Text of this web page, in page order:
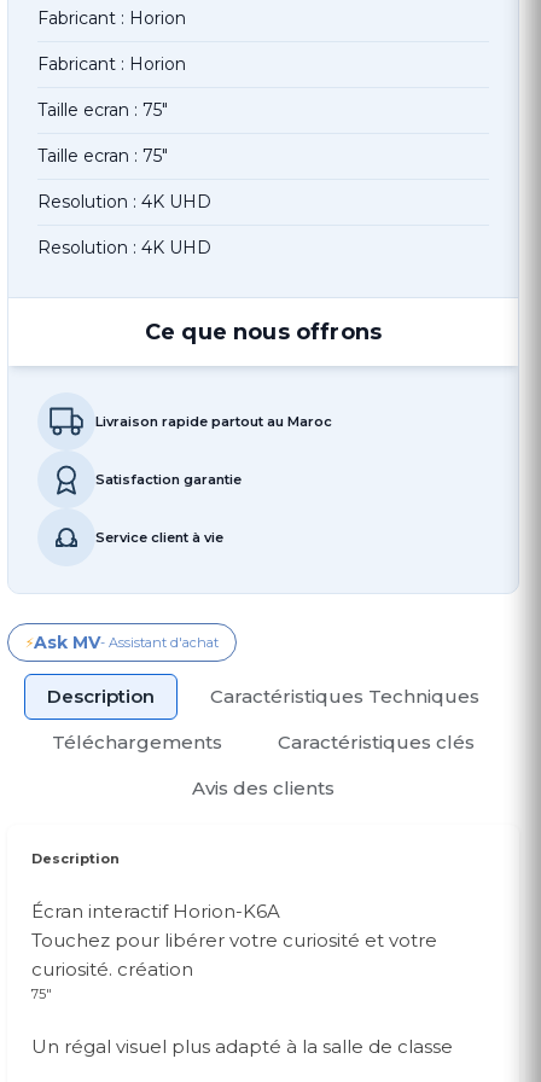
Fabricant : Horion
Fabricant : Horion
Taille ecran : 75"
Taille ecran : 75"
Resolution : 4K UHD
Resolution : 4K UHD
Ce que nous offrons
Livraison rapide partout au Maroc
Satisfaction garantie
Service client à vie
⚡Ask MV- Assistant d'achat
Description
Caractéristiques Techniques
Téléchargements
Caractéristiques clés
Avis des clients
Description
Écran interactif Horion-K6A
Touchez pour libérer votre curiosité et votre
curiosité. création
75"
Un régal visuel plus adapté à la salle de classe